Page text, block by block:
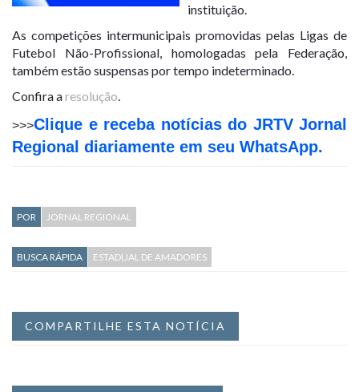
instituição.
As competições intermunicipais promovidas pelas Ligas de
Futebol Não-Profissional, homologadas pela Federação,
também estão suspensas por tempo indeterminado.
Confira aresolução
>>>Clique e receba notícias do JRTV Jornal
Regional diariamente em seu WhatsApp.
POR JORNAL REGIONAL
BUSCA RÁPIDA ESTADUAL DE AMADORES
COMPARTILHE ESTA NOTÍCIA